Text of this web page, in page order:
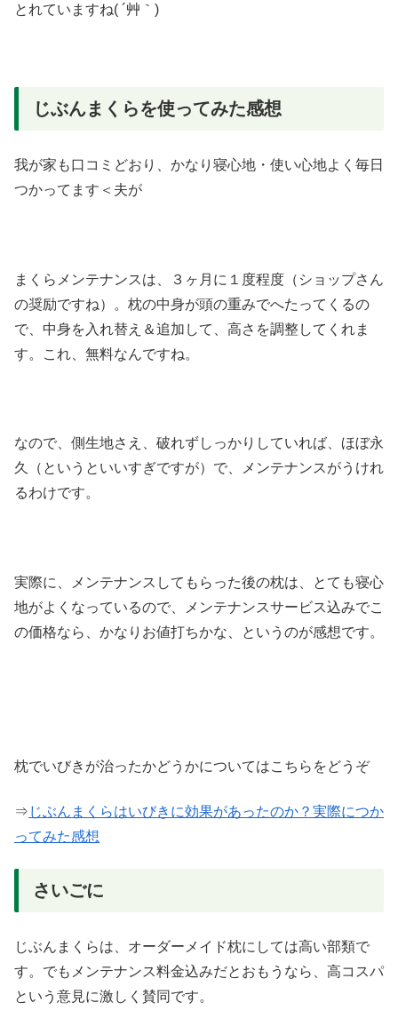
とれていますね( ´艸｀)
じぶんまくらを使ってみた感想
我が家も口コミどおり、かなり寝心地・使い心地よく毎日
つかってます＜夫が
まくらメンテナンスは、３ヶ月に１度程度（ショップさん
の奨励ですね）。枕の中身が頭の重みでへたってくるの
で、中身を入れ替え＆追加して、高さを調整してくれま
す。これ、無料なんですね。
なので、側生地さえ、破れずしっかりしていれば、ほぼ永
久（というといいすぎですが）で、メンテナンスがうけれ
るわけです。
実際に、メンテナンスしてもらった後の枕は、とても寝心
地がよくなっているので、メンテナンスサービス込みでこ
の価格なら、かなりお値打ちかな、というのが感想です。
枕でいびきが治ったかどうかについてはこちらをどうぞ
⇒ じぶんまくらはいびきに効果があったのか？実際につか
ってみた感想
さいごに
じぶんまくらは、オーダーメイド枕にしては高い部類で
す。でもメンテナンス料金込みだとおもうなら、高コスパ
という意見に激しく賛同です。